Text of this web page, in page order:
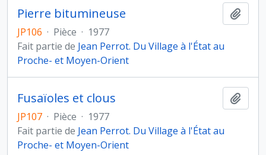
Pierre bitumineuse
JP106 · Pièce · 1977
Fait partie de Jean Perrot. Du Village à l'État au
Proche- et Moyen-Orient
Fusaïoles et clous
JP107 · Pièce · 1977
Fait partie de Jean Perrot. Du Village à l'État au
Proche- et Moyen-Orient